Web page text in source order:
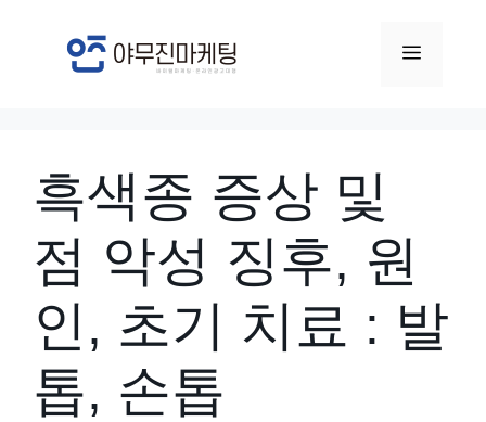
메
흑색종 증상 및
점 악성 징후, 원
인, 초기 치료 : 발
톱, 손톱